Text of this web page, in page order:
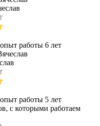
работы 6 лет
работы 5 лет
с которыми работаем